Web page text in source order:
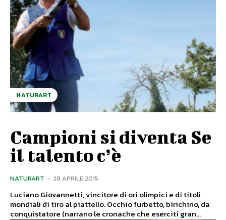
NATURART
Campioni si diventa Se
il talento c’è
NATURART - 28 APRILE 2015
Luciano Giovannetti, vincitore di ori olimpici e di titoli
mondiali di tiro al piattello. Occhio furbetto, birichino, da
conquistatore (narrano le cronache che eserciti gran...